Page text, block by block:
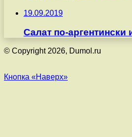
19.09.2019
Салат по-аргентински
© Copyright 2026, Dumol.ru
Кнопка «Наверх»